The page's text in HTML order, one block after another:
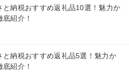
と納税おすすめ返礼品10選！魅力か
紹介！
と納税おすすめ返礼品5選！魅力か
紹介！